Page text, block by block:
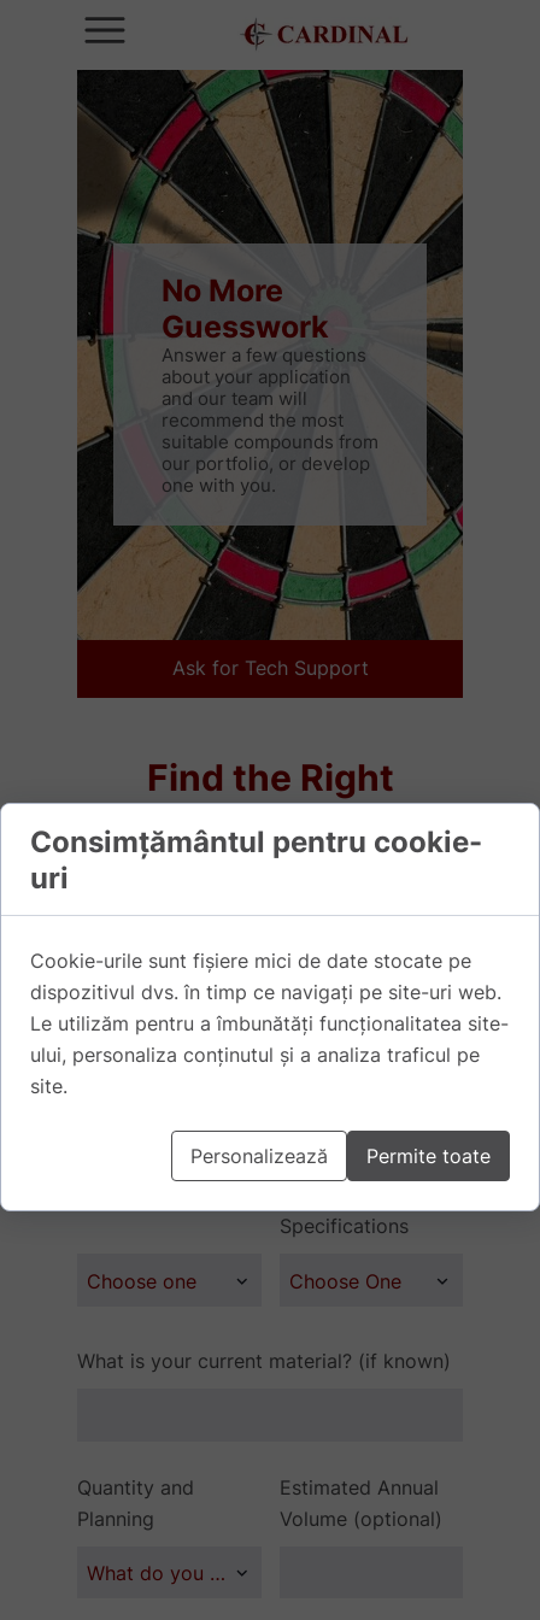
Ask for Tech Support
No More
Guesswork
Answer a few questions
about your application
and our team will
recommend the most
suitable compounds from
our portfolio, or develop
one with you.
Find the Right
Compound
Let’s help you find the right material
Industry End Application
Specifications
What is your current material? (if known)
Quantity and
Planning
Estimated Annual
Volume (optional)
Consimțământul pentru cookie-
uri
Cookie-urile sunt fișiere mici de date stocate pe
dispozitivul dvs. în timp ce navigați pe site-uri web.
Le utilizăm pentru a îmbunătăți funcționalitatea site-
ului, personaliza conținutul și a analiza traficul pe
site.
Personalizează Permite toate